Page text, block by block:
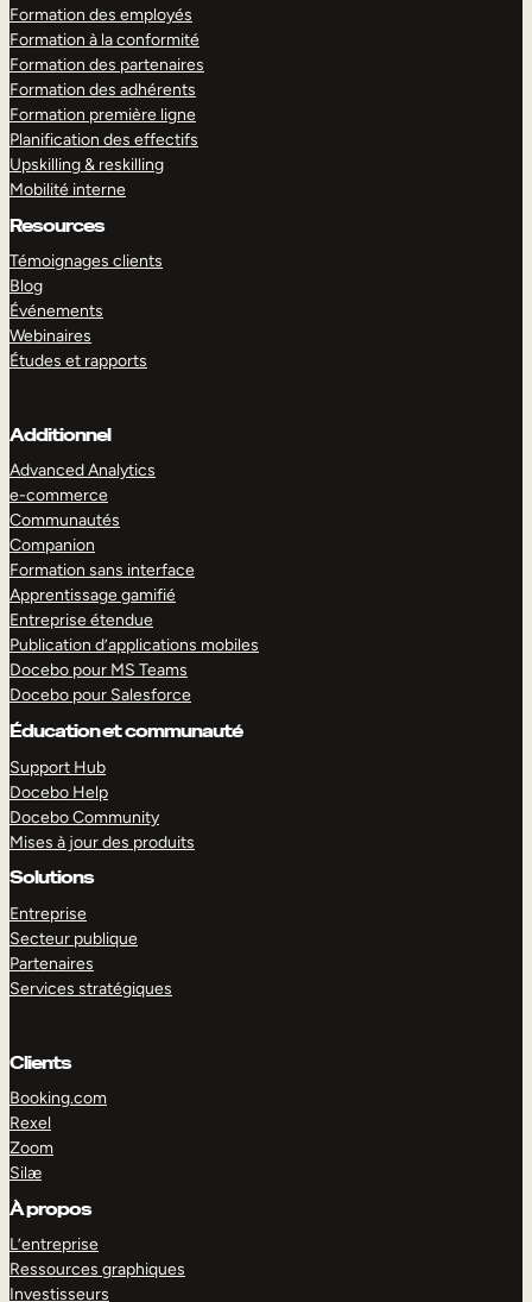
Formation des employés
Formation à la conformité
Formation des partenaires
Formation des adhérents
Formation première ligne
Planification des effectifs
Upskilling & reskilling
Mobilité interne
Resources
Témoignages clients
Blog
Événements
Webinaires
Études et rapports
Additionnel
Advanced Analytics
e-commerce
Communautés
Companion
Formation sans interface
Apprentissage gamifié
Entreprise étendue
Publication d’applications mobiles
Docebo pour MS Teams
Docebo pour Salesforce
Éducation et communauté
Support Hub
Docebo Help
Docebo Community
Mises à jour des produits
Solutions
Entreprise
Secteur publique
Partenaires
Services stratégiques
Clients
Booking.com
Rexel
Zoom
Silæ
À propos
L’entreprise
Ressources graphiques
Investisseurs